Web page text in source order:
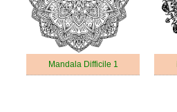
Mandala Difficile 1